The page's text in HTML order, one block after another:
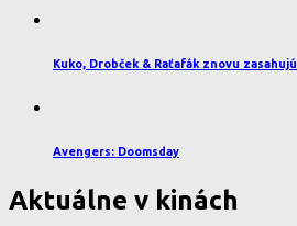
Kuko, Drobček & Raťafák znovu zasahujú
Avengers: Doomsday
Aktuálne v kinách